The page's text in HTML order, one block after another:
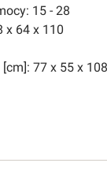
15 - 28
x 64 x 110
77 x 55 x 108